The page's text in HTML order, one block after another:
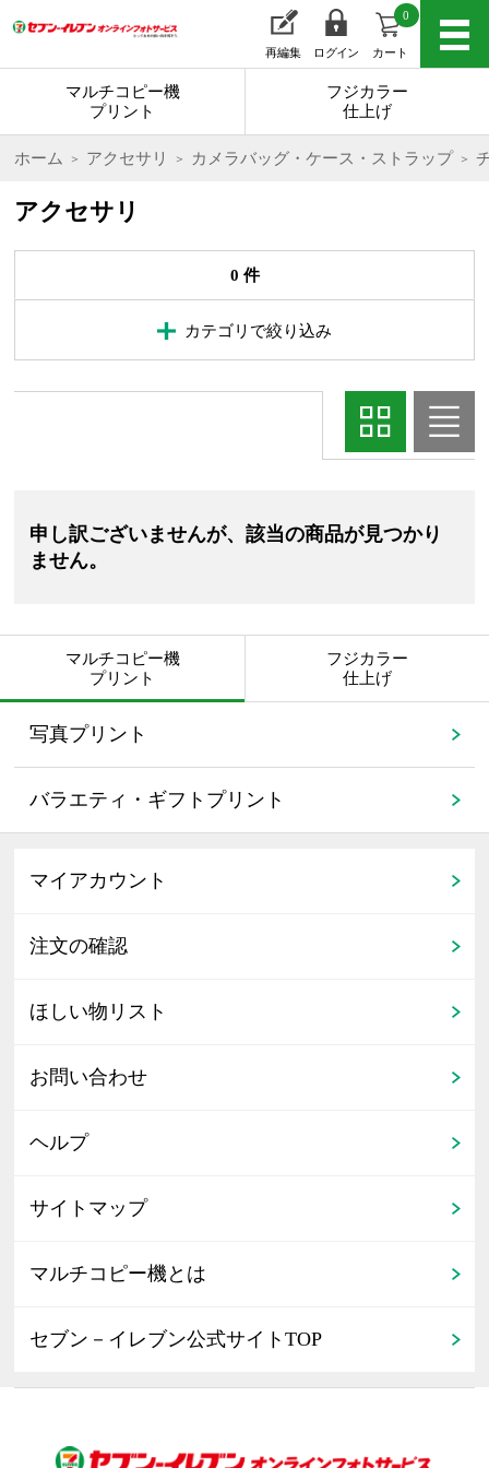
再編集 ログイン カート
0
マルチコピー機
プリント
フジカラー
仕上げ
ホーム アクセサリ カメラバッグ・ケース・ストラップ
アクセサリ
0 件
カテゴリで絞り込み
申し訳ございませんが、該当の商品が見つかり
ません。
マルチコピー機
プリント
写真プリント
バラエティ・ギフトプリント
フジカラー
仕上げ
マイアカウント
注文の確認
ほしい物リスト
お問い合わせ
ヘルプ
サイトマップ
マルチコピー機とは
セブン－イレブン公式サイトTOP